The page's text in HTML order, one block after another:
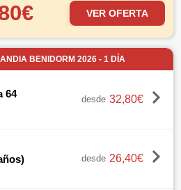
VER OFERTA
BENIDORM 2026 - 1 DÍA
64
desde 32,80€
desde 26,40€